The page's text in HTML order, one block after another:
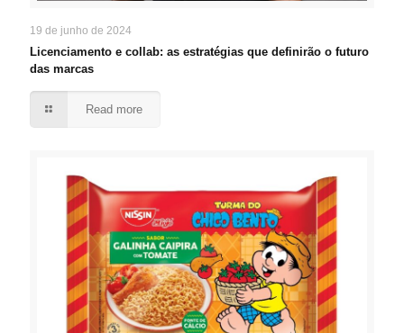
19 de junho de 2024
Licenciamento e collab: as estratégias que definirão o futuro
das marcas
Read more